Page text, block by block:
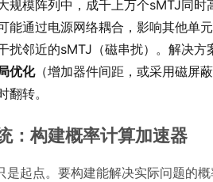
规模阵列中，成千上万个sMTJ同
能通过电源网络耦合，影响其他单
扰邻近的sMTJ（磁串扰）。解决方
优化（增加器件间距，或采用磁屏
翻转。
：构建概率计算加速器
起点。要构建能解决实际问题的